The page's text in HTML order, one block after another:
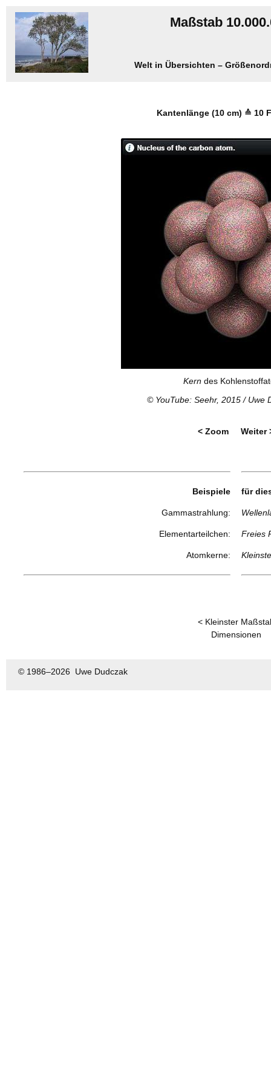
Maßstab
Welt in Übersichten –
Kantenlänge (10 cm) ≙ 10
Kerndes
© YouTube: Seehr, 2015/ Uwe
< Zoom Weiter
Beispiele für
Gammastrahlung:
Elementarteilchen: Freies
Atomkerne:
< Kleinster
Dimensionen
© 1986–2026 Uwe Dudczak